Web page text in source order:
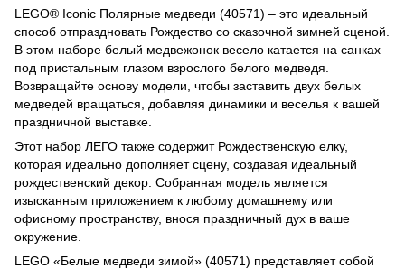
LEGO® Iconic Полярные медведи (40571) – это идеальный
способ отпраздновать Рождество со сказочной зимней сценой.
В этом наборе белый медвежонок весело катается на санках
под пристальным глазом взрослого белого медведя.
Возвращайте основу модели, чтобы заставить двух белых
медведей вращаться, добавляя динамики и веселья к вашей
праздничной выставке.
Этот набор ЛЕГО также содержит Рождественскую елку,
которая идеально дополняет сцену, создавая идеальный
рождественский декор. Собранная модель является
изысканным приложением к любому домашнему или
офисному пространству, внося праздничный дух в ваше
окружение.
LEGO «Белые медведи зимой» (40571) представляет собой